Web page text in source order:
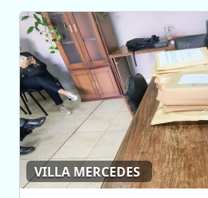
VILLA MERCEDES